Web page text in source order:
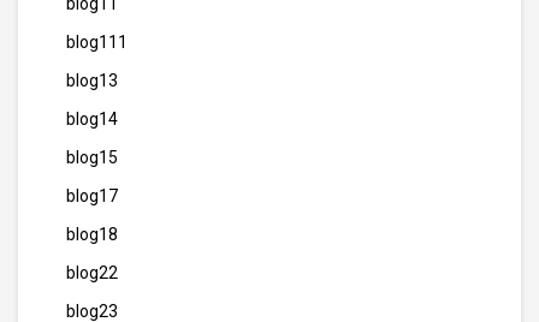
blog111
blog13
blog14
blog15
blog17
blog18
blog22
blog23